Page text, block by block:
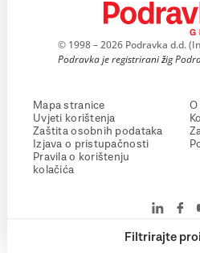
Filtrirajte
© 1998 – 2026 Podravka d.d.
Podravka je registrirani žig
Mapa stranice
Uvjeti korištenja
Zaštita osobnih podataka
Izjava o pristupačnosti
Pravila o korištenju
kolačića
O